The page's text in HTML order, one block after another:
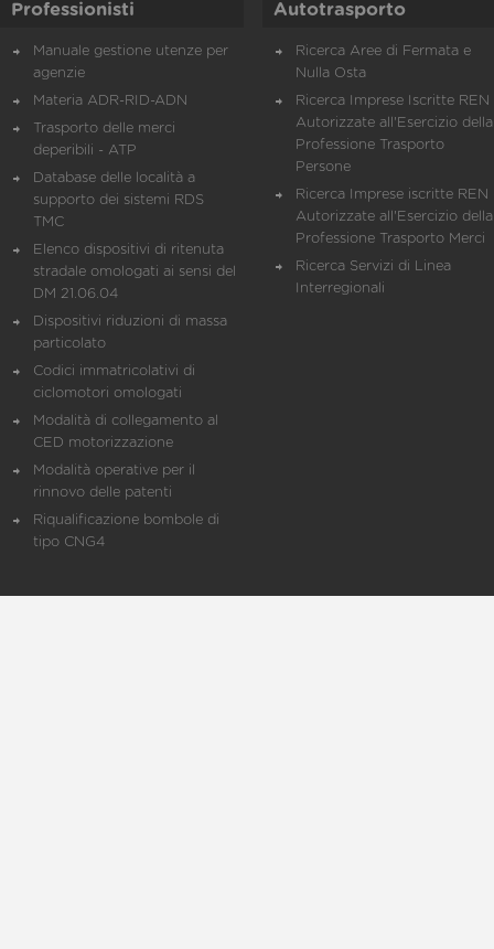
Professionisti
Manuale gestione utenze per
agenzie
Materia ADR-RID-ADN
Trasporto delle merci
deperibili - ATP
Database delle località a
supporto dei sistemi RDS
TMC
Elenco dispositivi di ritenuta
stradale omologati ai sensi del
DM 21.06.04
Dispositivi riduzioni di massa
particolato
Codici immatricolativi di
ciclomotori omologati
Modalità di collegamento al
CED motorizzazione
Modalità operative per il
rinnovo delle patenti
Riqualificazione bombole di
tipo CNG4
Autotrasporto
Ricerca Aree di Fermata e
Nulla Osta
Ricerca Imprese Iscritte REN
Autorizzate all'Esercizio della
Professione Trasporto
Persone
Ricerca Imprese iscritte REN
Autorizzate all'Esercizio della
Professione Trasporto Merci
Ricerca Servizi di Linea
Interregionali